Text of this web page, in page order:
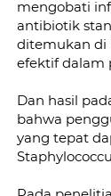
mengobati
antibiotik
ditemukan di
efektif dalam
Dan hasil
bahwa
yang tepat